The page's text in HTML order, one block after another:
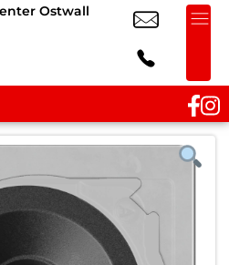
Ostwall